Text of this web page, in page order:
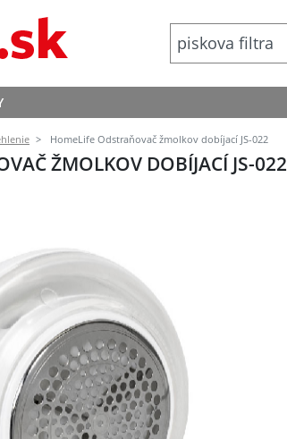
HomeLife Odstraňovač žmolkov dobíjací JS-022
ŽMOLKOV DOBÍJACÍ JS-022